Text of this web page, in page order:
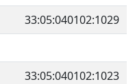
33:05:040102:1029
33:05:040102:1023